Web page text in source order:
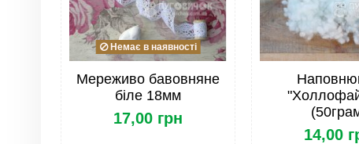
Розмір
Форма
Країна
Немає в наявності
Мереживо бавовняне
біле 18мм
17,00 грн
14,00